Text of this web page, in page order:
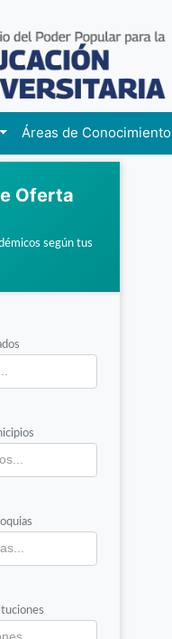
Áreas de Conocimiento
Oferta
según tus